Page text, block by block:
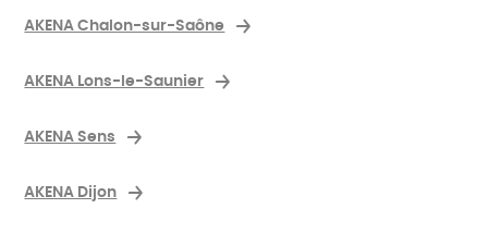
AKENA Chalon-sur-Saône
AKENA Lons-le-Saunier
AKENA Sens
AKENA Dijon